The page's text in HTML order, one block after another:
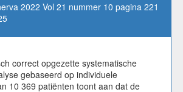
2022 Vol 21 nummer 10 pagina 221
correct opgezette systematische
gebaseerd op individuele
10 369 patiënten toont aan dat de